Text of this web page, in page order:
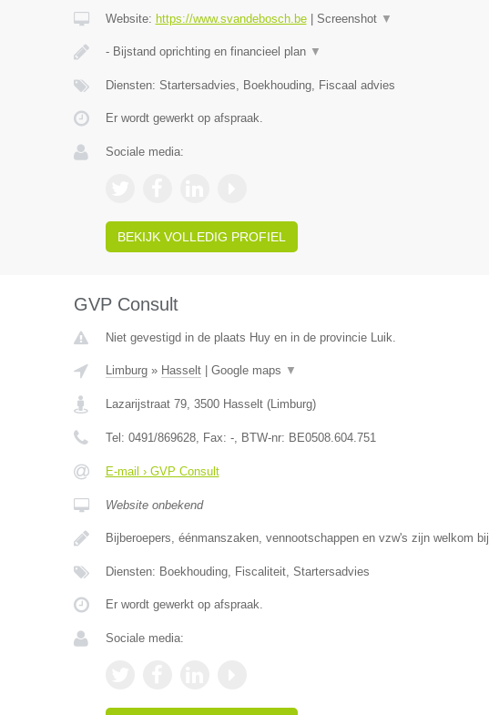
Website: https://www.svandebosch.be| Screenshot ▼
- Bijstand oprichting en financieel plan ▼
Diensten: Startersadvies, Boekhouding, Fiscaal advies
Er wordt gewerkt op afspraak.
Sociale media:
BEKIJK VOLLEDIG PROFIEL
GVP Consult
Niet gevestigd in de plaats Huy en in de provincie Luik.
Limburg» Hasselt| Google maps ▼
Lazarijstraat 79, 3500 Hasselt(Limburg)
Tel: 0491/869628, Fax: -, BTW-nr: BE0508.604.751
E-mail › GVP Consult
Website onbekend
Bijberoepers, éénmanszaken, vennootschappen en vzw's zijn welkom bij
Diensten: Boekhouding, Fiscaliteit, Startersadvies
Er wordt gewerkt op afspraak.
Sociale media: